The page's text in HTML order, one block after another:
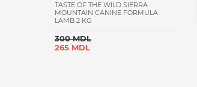
TASTE OF THE WILD SIERRA
MOUNTAIN CANINE FORMULA
LAMB 2 KG
300 MDL
265 MDL